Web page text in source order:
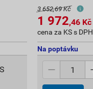
3 652,69 Kč
1 972,46 Kč
cena za KS s DPH
Na poptávku